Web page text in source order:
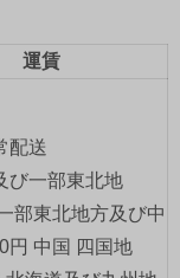
運賃
配送
び一部東北地
部東北地方及び中
円 中国 四国地